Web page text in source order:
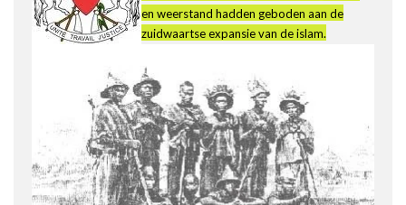
en weerstand hadden geboden aan de
zuidwaartse expansie van de islam.